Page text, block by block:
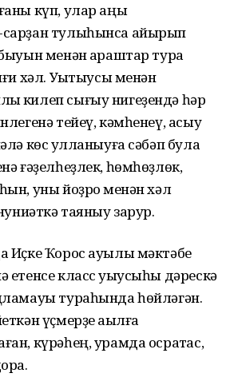
күп, улар аңы
тулыһынса айырып
менән ҡараштар тура
хәл. Уҡытыусы менән
килеп сығыу нигеҙендә һәр
тейеү, кәмһенеү, асыу
көс ҡулланыуға сәбәп була
ғәҙелһеҙлек, һөмһөҙлөк,
уны йоҙроҡ менән хәл
таяныу зарур.
Иҫке Ҡорос ауылы мәктәбе
етенсе класс уҡыусыһы дәрескә
тураһында һөйләгән.
үҫмерҙе аҡылға
күрәһең, урамда осратҡас,